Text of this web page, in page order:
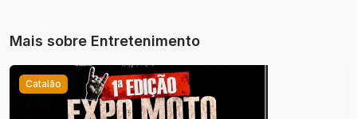
Mais sobre Entretenimento
Catalão